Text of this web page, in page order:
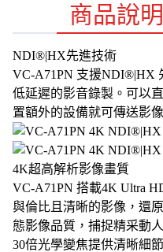
商品說明
NDI®|HX先進技術
VC-A71PN 支援NDI®|HX
低延遲的影音錄製。可以
置額外的設備就可傳送影
4K超高解析影像畫質
VC-A71PN 搭載4K Ultra
與倫比且清晰的影像，還
態影像品質，捕捉精采動
30倍光學變焦提供清晰細節